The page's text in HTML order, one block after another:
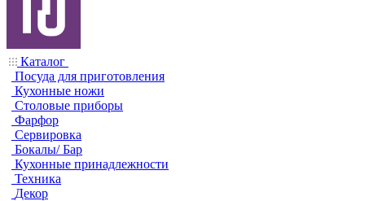
Каталог
Посуда для приготовления
Кухонные ножи
Столовые приборы
Фарфор
Сервировка
Бокалы/ Бар
Кухонные принадлежности
Техника
Декор